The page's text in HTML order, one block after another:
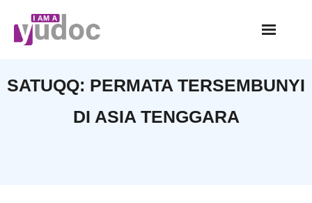
content
SATUQQ: PERMATA TERSEMBUNYI
DI ASIA TENGGARA